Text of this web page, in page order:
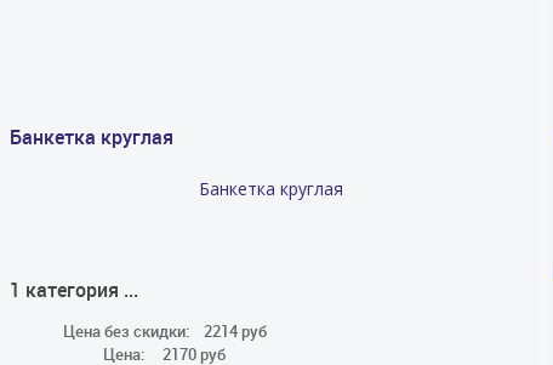
Банкетка круглая
Банкетка круглая
1 категория ...
Цена без скидки:
2214 руб
Цена:
2170 руб